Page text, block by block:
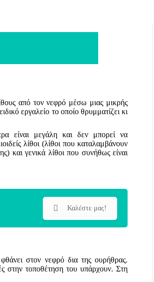
από τον νεφρό μέσω μιας μικρής
εργαλείο το οποίο θρυμματίζει κι
είναι μεγάλη και δεν μπορεί να
λίθοι (λίθοι που καταλαμβάνουν
και γενικά λίθοι που συνήθως είναι
Καλέστε μας!
στον νεφρό δια της ουρήθρας.
στην τοποθέτηση του υπάρχουν. Στη